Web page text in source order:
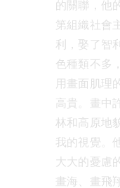
的關聯，他
第組織社會
利，娶了智
色種類不多
用畫面肌理
高貴。畫中
林和高原地
我的視覺。
大大的憂慮
畫海、畫飛